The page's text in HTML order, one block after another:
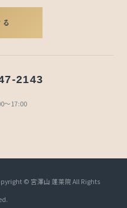
2143
〜17:00
© 宮澤山 蓬莱院 All Rights